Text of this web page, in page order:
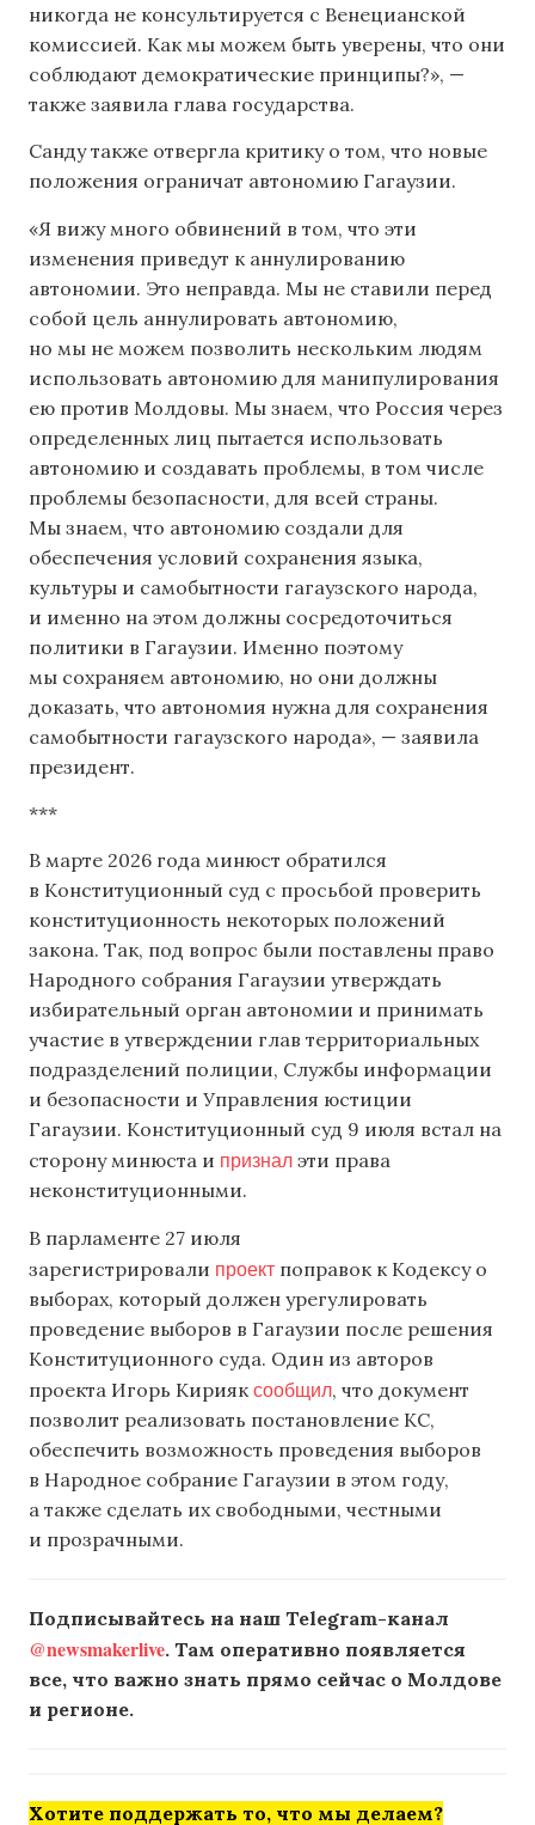
никогда не консультируется с Венецианской
комиссией. Как мы можем быть уверены, что они
соблюдают демократические принципы?», —
также заявила глава государства.
Санду также отвергла критику о том, что новые
положения ограничат автономию Гагаузии.
«Я вижу много обвинений в том, что эти
изменения приведут к аннулированию
автономии. Это неправда. Мы не ставили перед
собой цель аннулировать автономию,
но мы не можем позволить нескольким людям
использовать автономию для манипулирования
ею против Молдовы. Мы знаем, что Россия через
определенных лиц пытается использовать
автономию и создавать проблемы, в том числе
проблемы безопасности, для всей страны.
Мы знаем, что автономию создали для
обеспечения условий сохранения языка,
культуры и самобытности гагаузского народа,
и именно на этом должны сосредоточиться
политики в Гагаузии. Именно поэтому
мы сохраняем автономию, но они должны
доказать, что автономия нужна для сохранения
самобытности гагаузского народа», — заявила
президент.
***
В марте 2026 года минюст обратился
в Конституционный суд с просьбой проверить
конституционность некоторых положений
закона. Так, под вопрос были поставлены право
Народного собрания Гагаузии утверждать
избирательный орган автономии и принимать
участие в утверждении глав территориальных
подразделений полиции, Службы информации
и безопасности и Управления юстиции
Гагаузии. Конституционный суд 9 июля встал на
сторону минюста и признал эти права
неконституционными.
В парламенте 27 июля
зарегистрировали проект поправок к Кодексу о
выборах, который должен урегулировать
проведение выборов в Гагаузии после решения
Конституционного суда. Один из авторов
проекта Игорь Кирияк сообщил, что документ
позволит реализовать постановление КС,
обеспечить возможность проведения выборов
в Народное собрание Гагаузии в этом году,
а также сделать их свободными, честными
и прозрачными.
Подписывайтесь на наш Telegram-канал
@newsmakerlive. Там оперативно появляется
все, что важно знать прямо сейчас о Молдове
и регионе.
Хотите поддержать то, что мы делаем?